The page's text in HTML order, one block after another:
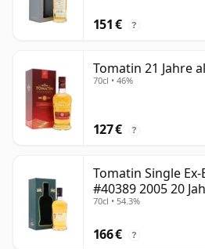
151 € ?
Tomatin 21 Jahre
70cl • 46%
127 € ?
Tomatin Single
#40389 2005 20
70cl • 54.3%
166 € ?